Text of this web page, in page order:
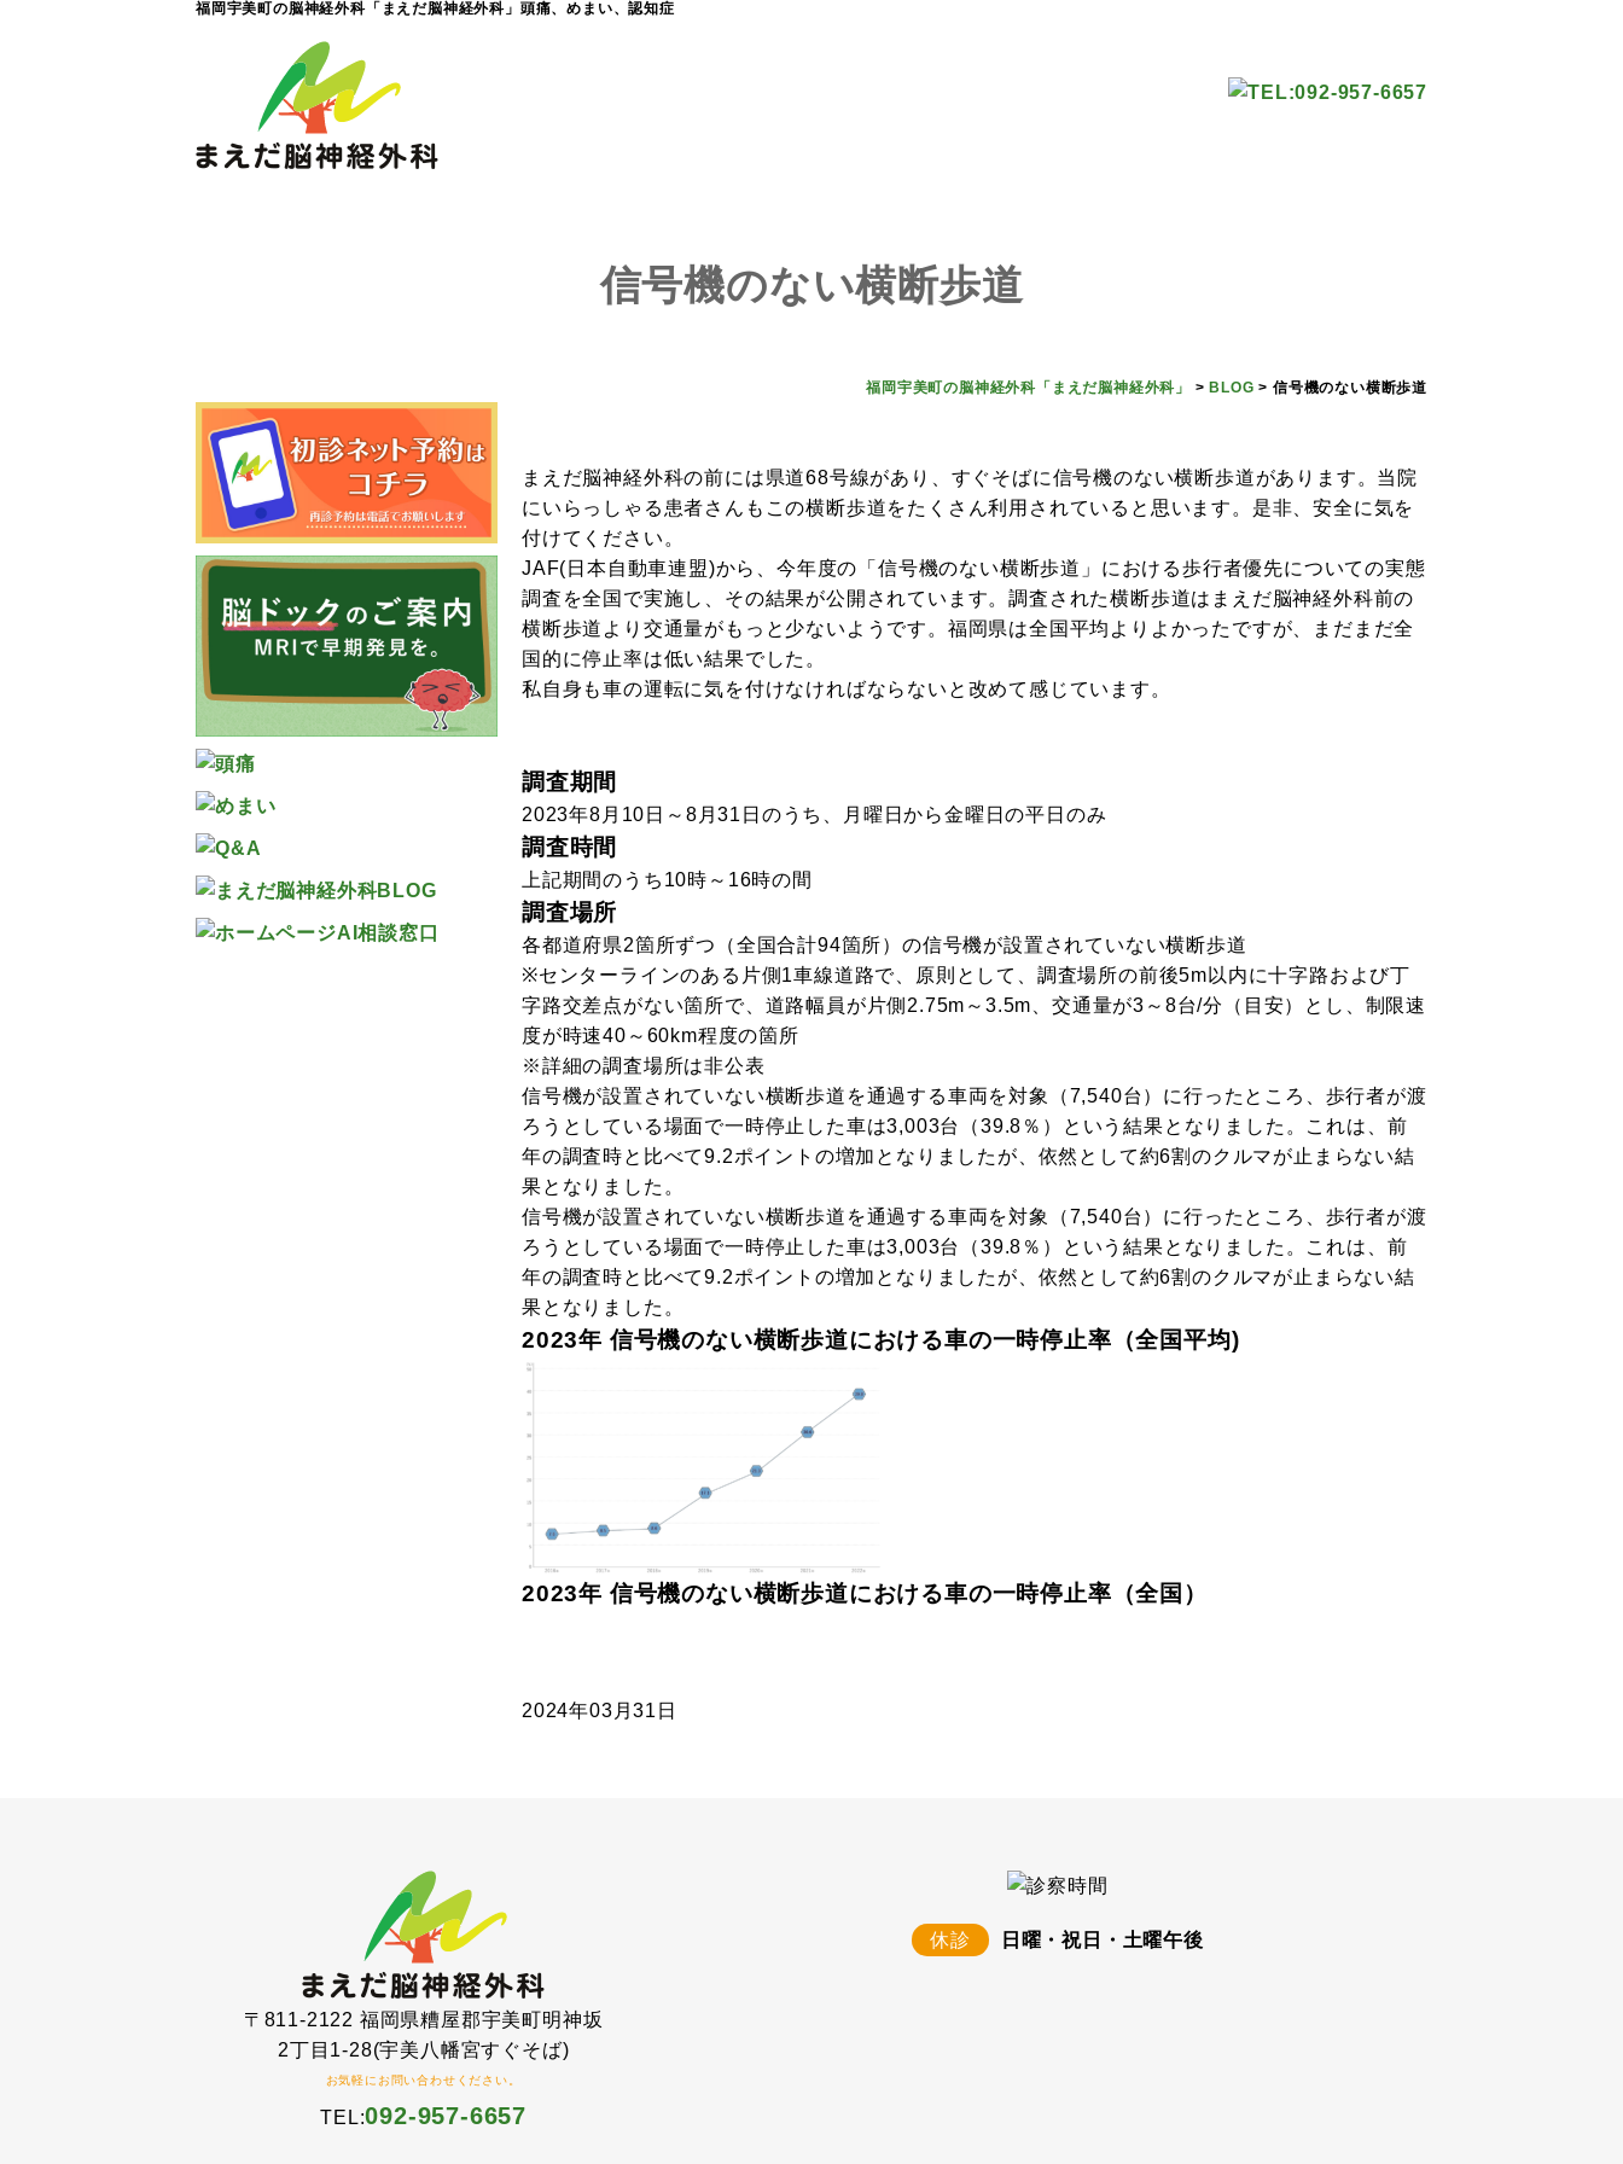
福岡宇美町の脳神経外科「まえだ脳神経外科」頭痛、めまい、認知症
信号機のない横断歩道
福岡宇美町の脳神経外科「まえだ脳神経外科」 > BLOG > 信号機のない横断歩道
まえだ脳神経外科の前には県道68号線があり、すぐそばに信号機のない横断歩道があります。当院
にいらっしゃる患者さんもこの横断歩道をたくさん利用されていると思います。是非、安全に気を
付けてください。
JAF(日本自動車連盟)から、今年度の「信号機のない横断歩道」における歩行者優先についての実態
調査を全国で実施し、その結果が公開されています。調査された横断歩道はまえだ脳神経外科前の
横断歩道より交通量がもっと少ないようです。福岡県は全国平均よりよかったですが、まだまだ全
国的に停止率は低い結果でした。
私自身も車の運転に気を付けなければならないと改めて感じています。
調査期間
2023年8月10日～8月31日のうち、月曜日から金曜日の平日のみ
調査時間
上記期間のうち10時～16時の間
調査場所
各都道府県2箇所ずつ（全国合計94箇所）の信号機が設置されていない横断歩道
※センターラインのある片側1車線道路で、原則として、調査場所の前後5m以内に十字路および丁
字路交差点がない箇所で、道路幅員が片側2.75m～3.5m、交通量が3～8台/分（目安）とし、制限速
度が時速40～60km程度の箇所
※詳細の調査場所は非公表
信号機が設置されていない横断歩道を通過する車両を対象（7,540台）に行ったところ、歩行者が渡
ろうとしている場面で一時停止した車は3,003台（39.8％）という結果となりました。これは、前
年の調査時と比べて9.2ポイントの増加となりましたが、依然として約6割のクルマが止まらない結
果となりました。
信号機が設置されていない横断歩道を通過する車両を対象（7,540台）に行ったところ、歩行者が渡
ろうとしている場面で一時停止した車は3,003台（39.8％）という結果となりました。これは、前
年の調査時と比べて9.2ポイントの増加となりましたが、依然として約6割のクルマが止まらない結
果となりました。
2023年 信号機のない横断歩道における車の一時停止率（全国平均)
2023年 信号機のない横断歩道における車の一時停止率（全国）
2024年03月31日
〒811-2122 福岡県糟屋郡宇美町明神坂
2丁目1-28(宇美八幡宮すぐそば)
お気軽にお問い合わせください。
TEL:092-957-6657
休診 日曜・祝日・土曜午後